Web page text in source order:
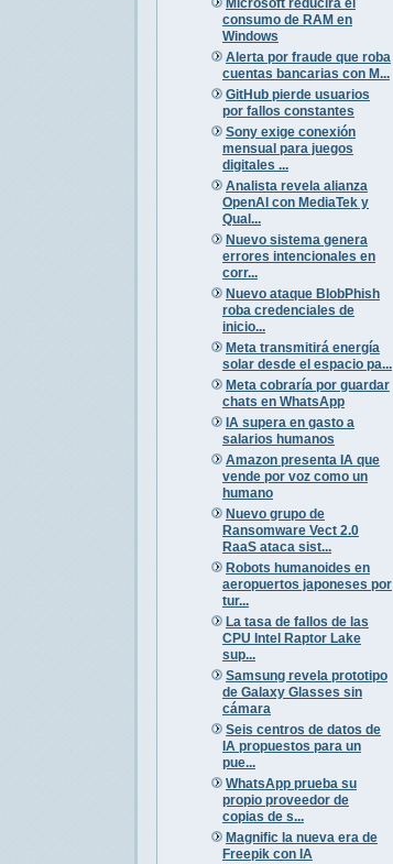
consumo de RAM en
Windows
Alerta por fraude que roba
cuentas bancarias con M...
GitHub pierde usuarios
por fallos constantes
Sony exige conexión
mensual para juegos
digitales ...
Analista revela alianza
OpenAI con MediaTek y
Qual...
Nuevo sistema genera
errores intencionales en
corr...
Nuevo ataque BlobPhish
roba credenciales de
inicio...
Meta transmitirá energía
solar desde el espacio pa...
Meta cobraría por guardar
chats en WhatsApp
IA supera en gasto a
salarios humanos
Amazon presenta IA que
vende por voz como un
humano
Nuevo grupo de
Ransomware Vect 2.0
RaaS ataca sist...
Robots humanoides en
aeropuertos japoneses por
tur...
La tasa de fallos de las
CPU Intel Raptor Lake
sup...
Samsung revela prototipo
de Galaxy Glasses sin
cámara
Seis centros de datos de
IA propuestos para un
pue...
WhatsApp prueba su
propio proveedor de
copias de s...
Magnific la nueva era de
Freepik con IA